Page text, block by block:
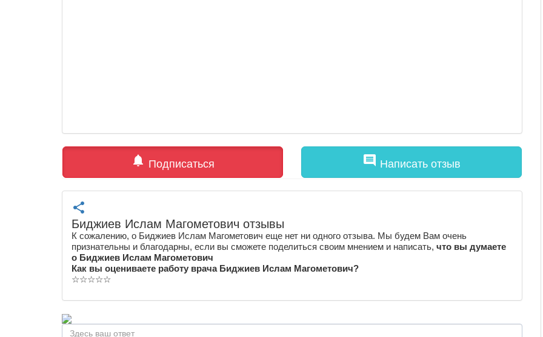
notifications Подписаться comment Написать отзыв
share
Биджиев Ислам Магометович отзывы
К сожалению, о Биджиев Ислам Магометович еще нет ни одного отзыва. Мы будем Вам очень
признательны и благодарны, если вы сможете поделиться своим мнением и написать, что вы думаете
о Биджиев Ислам Магометович
Как вы оцениваете работу врача Биджиев Ислам Магометович?
☆☆☆☆☆